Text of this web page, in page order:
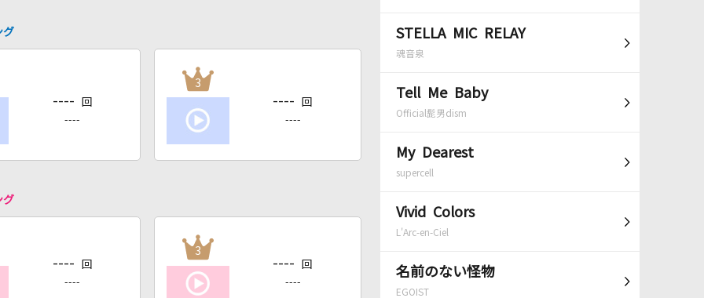
STELLA MIC RELAY
魂音泉
Tell Me Baby
Official髭男dism
My Dearest
supercell
Vivid Colors
L'Arc-en-Ciel
名前のない怪物
EGOIST
グ
---- 回
----
3
---- 回
----
グ
---- 回
----
3
---- 回
----